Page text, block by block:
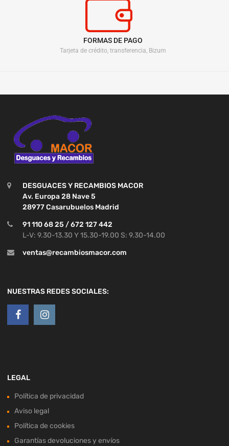
FORMAS DE PAGO
Tarjeta de crédito, transferencia, Bizum
DESGUACES Y RECAMBIOS MACOR
Av. Europa 28 Nave 5
28977 Casarubuelos Madrid
91 110 68 25 / 672 127 442
L-V: 9.30-13.30 Y 15.30-19.00 S: 9.30-14.00
ventas@recambiosmacor.com
NUESTRAS REDES SOCIALES:
LEGAL
Política de privacidad
Aviso legal
Política de cookies
Garantías devoluciones y envíos